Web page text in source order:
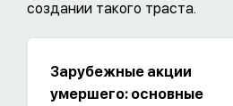
создании такого траста.
Зарубежные акции
умершего: основные